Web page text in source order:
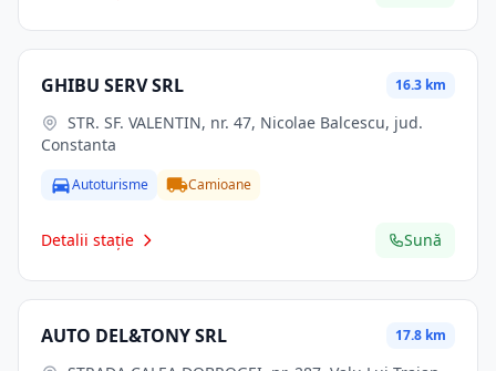
GHIBU SERV SRL 16.3 km
Constanta
Autoturisme Camioane
Detalii stație Sună
AUTO DEL&TONY SRL 17.8 km